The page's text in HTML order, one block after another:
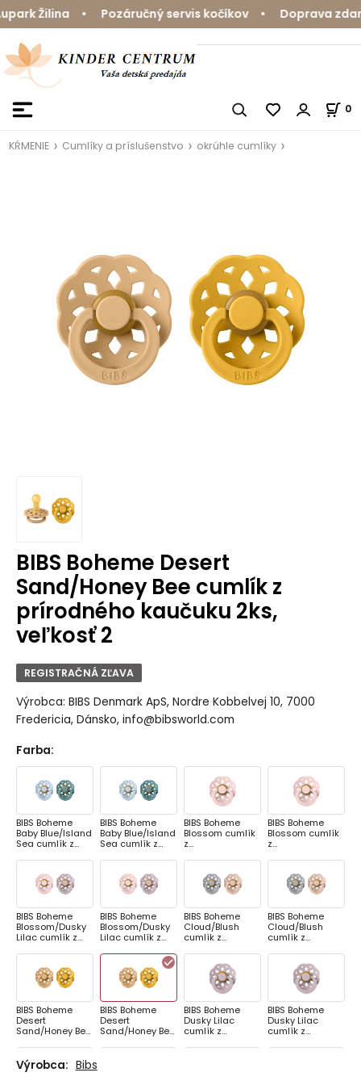
Žilina • Pozáručný servis kočíkov • Doprava
0
KŔMENIE Cumlíky a príslušenstvo okrúhle cumlíky
BIBS Boheme Desert
Sand/Honey Bee cumlík z
prírodného kaučuku 2ks,
veľkosť 2
REGISTRAČNÁ ZĽAVA
Výrobca: BIBS Denmark ApS, Nordre Kobbelvej 10, 7000
Fredericia, Dánsko, info@bibsworld.com
Farba:
BIBS Boheme
Baby Blue/Island
Sea cumlík z
kaučuku 2ks,
veľkosť 1
BIBS Boheme
Baby Blue/Island
Sea cumlík z
kaučuku 2ks,
veľkosť 2
BIBS Boheme
Blossom cumlík
z
uku 1ks, veľkosť 1
BIBS Boheme
Blossom cumlík
z
uku 1ks, veľkosť 2
BIBS Boheme
Blossom/Dusky
Lilac cumlík z
kaučuku 2ks,
veľkosť 1
BIBS Boheme
Blossom/Dusky
Lilac cumlík z
kaučuku 2ks,
veľkosť 2
BIBS Boheme
Cloud/Blush
cumlík z
kaučuku 2ks,
veľkosť 1
BIBS Boheme
Cloud/Blush
cumlík z
kaučuku 2ks,
veľkosť 2
BIBS Boheme
Desert
Sand/Honey Bee
prírodného
kaučuku 2ks,
veľkosť 1
BIBS Boheme
Desert
Sand/Honey Bee
prírodného
BIBS Boheme
Dusky Lilac
cumlík z
uku 1ks, veľkosť 1
BIBS Boheme
Dusky Lilac
cumlík z
uku 1ks, veľkosť 2
Výrobca: Bibs